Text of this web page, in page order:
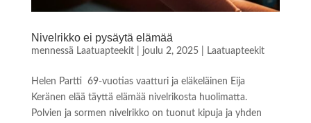
Nivelrikko ei pysäytä elämää
mennessä Laatuapteekit| joulu 2, 2025| Laatuapteekit
Helen Partti 69-vuotias vaatturi ja eläkeläinen Eija
Keränen elää täyttä elämää nivelrikosta huolimatta.
Polvien ja sormen nivelrikko on tuonut kipuja ja yhden